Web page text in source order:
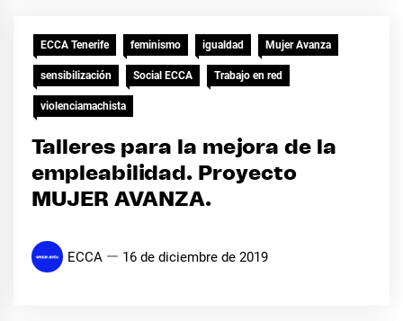
ECCA Tenerife feminismo igualdad Mujer Avanza
sensibilización Social ECCA Trabajo en red
violenciamachista
Talleres para la mejora de la
empleabilidad. Proyecto
MUJER AVANZA.
ECCA 16 de diciembre de 2019